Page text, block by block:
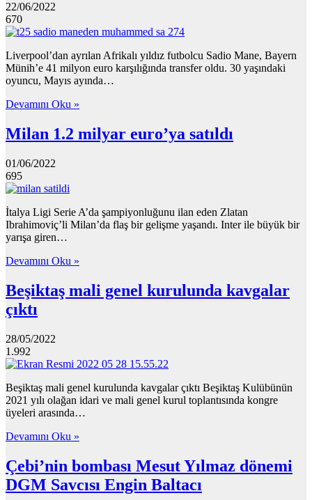
22/06/2022
670
Liverpool’dan ayrılan Afrikalı yıldız futbolcu Sadio Mane, Bayern
Münih’e 41 milyon euro karşılığında transfer oldu. 30 yaşındaki
oyuncu, Mayıs ayında…
Devamını Oku »
Milan 1.2 milyar euro’ya satıldı
01/06/2022
695
İtalya Ligi Serie A’da şampiyonluğunu ilan eden Zlatan
Ibrahimoviç’li Milan’da flaş bir gelişme yaşandı. Inter ile büyük bir
yarışa giren…
Devamını Oku »
Beşiktaş mali genel kurulunda kavgalar
çıktı
28/05/2022
1.992
Beşiktaş mali genel kurulunda kavgalar çıktı Beşiktaş Kulübünün
2021 yılı olağan idari ve mali genel kurul toplantısında kongre
üyeleri arasında…
Devamını Oku »
Çebi’nin bombası Mesut Yılmaz dönemi
DGM Savcısı Engin Baltacı